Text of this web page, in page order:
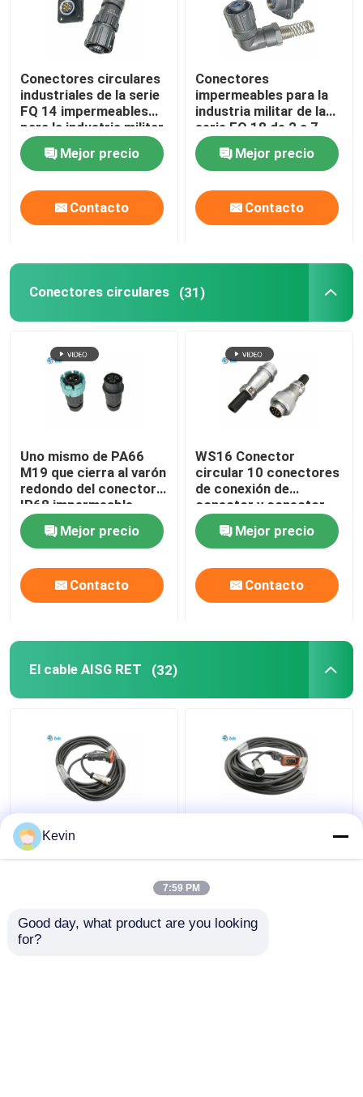
Conectores circulares
industriales de la serie
FQ 14 impermeables
para la industria militar
Mejor precio
Contacto
Conectores
impermeables para la
industria militar de la
serie FQ 18 de 2 a 7
pines y 12 pines
Mejor precio
Contacto
Conectores circulares (31)
Uno mismo de PA66
M19 que cierra al varón
redondo del conector a
IP68 impermeable
femenino
Mejor precio
Contacto
WS16 Conector
circular 10 conectores
de conexión de
conector y conector
de conexión de
conexión 7 ~ 10 pines
5A 400V
Mejor precio
Contacto
El cable AISG RET (32)
Cables HUAWEI AISG a
prueba de agua DB9 a
Cables AISG RET Cable
pines hembra 10
metros
Kevin
7:59 PM
Good day, what product are you looking
for?